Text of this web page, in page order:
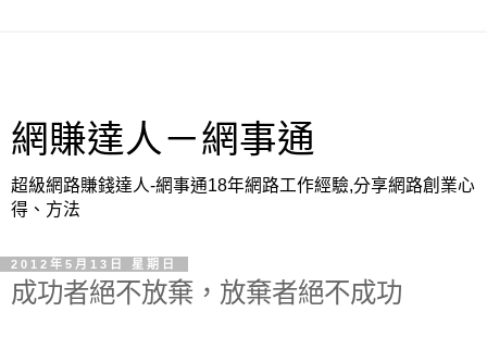
網賺達人－網事通
超級網路賺錢達人-網事通18年網路工作經驗,分享網路創業心
得、方法
2012年5月13日 星期日
成功者絕不放棄，放棄者絕不成功